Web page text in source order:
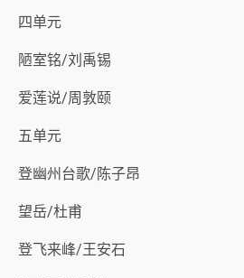
四单元
陋室铭/刘禹锡
爱莲说/周敦颐
五单元
登幽州台歌/陈子昂
望岳/杜甫
登飞来峰/王安石